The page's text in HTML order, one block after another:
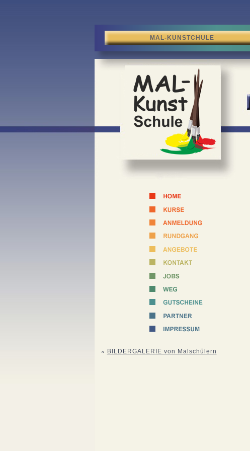
MAL-KUNSTCHULE
BILDERGALERIE von Malschülern